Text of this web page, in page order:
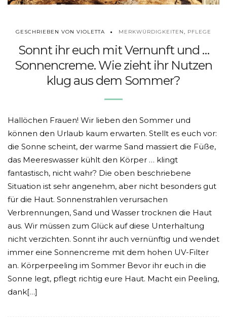
GESCHRIEBEN VON VIOLETTA MERKWÜRDIGKEITEN PFLEGE
Sonnt ihr euch mit Vernunft und …
Sonnencreme. Wie zieht ihr Nutzen
klug aus dem Sommer?
Hallöchen Frauen! Wir lieben den Sommer und
können den Urlaub kaum erwarten. Stellt es euch vor:
die Sonne scheint, der warme Sand massiert die Füße,
das Meereswasser kühlt den Körper … klingt
fantastisch, nicht wahr? Die oben beschriebene
Situation ist sehr angenehm, aber nicht besonders gut
für die Haut. Sonnenstrahlen verursachen
Verbrennungen, Sand und Wasser trocknen die Haut
aus. Wir müssen zum Glück auf diese Unterhaltung
nicht verzichten. Sonnt ihr auch vernünftig und wendet
immer eine Sonnencreme mit dem hohen UV-Filter
an. Körperpeeling im Sommer Bevor ihr euch in die
Sonne legt, pflegt richtig eure Haut. Macht ein Peeling,
dank[…]